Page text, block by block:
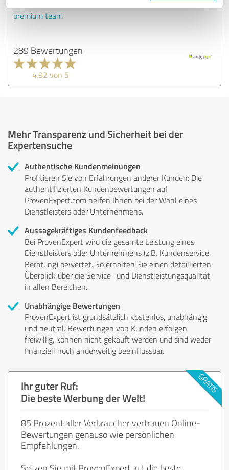
premium team
289 Bewertungen
4.92 von 5
Mehr Transparenz und Sicherheit bei der
Expertensuche
Authentische Kundenmeinungen
Profitieren Sie von Erfahrungen anderer Kunden: Die
authentifizierten Kundenbewertungen auf
ProvenExpert.com helfen Ihnen bei der Wahl eines
Dienstleisters oder Unternehmens.
Aussagekräftiges Kundenfeedback
Bei ProvenExpert wird die gesamte Leistung eines
Dienstleisters oder Unternehmens (z.B. Kundenservice,
Beratung) bewertet. So erhalten Sie einen detaillierten
Überblick über die Service- und Dienstleistungsqualität
in allen Bereichen.
Unabhängige Bewertungen
ProvenExpert ist grundsätzlich kostenlos, unabhängig
und neutral. Bewertungen von Kunden erfolgen
freiwillig, können nicht gekauft werden und sind weder
finanziell noch anderweitig beeinflussbar.
Ihr guter Ruf:
Die beste Werbung der Welt!
85 Prozent aller Verbraucher vertrauen Online-
Bewertungen genauso wie persönlichen
Empfehlungen.